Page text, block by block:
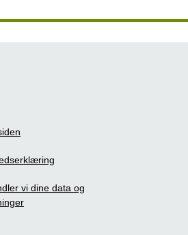
vi dine data og